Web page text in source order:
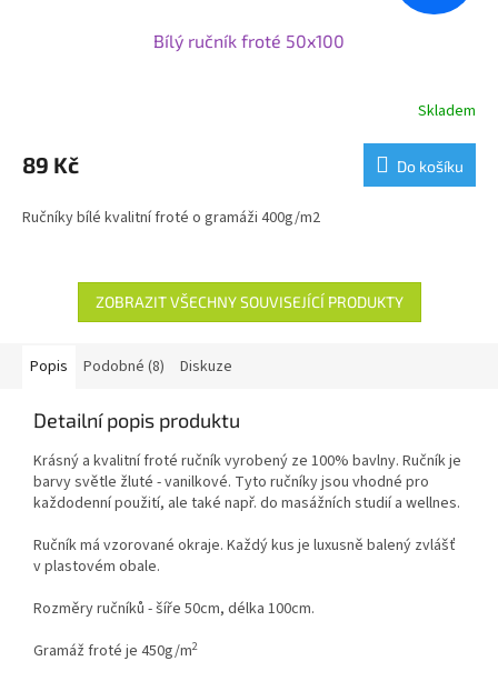
Bílý ručník froté 50x100
Skladem
89 Kč Do košíku
Ručníky bílé kvalitní froté o gramáži 400g/m2
ZOBRAZIT VŠECHNY SOUVISEJÍCÍ PRODUKTY
Popis Podobné (8) Diskuze
Detailní popis produktu
Krásný a kvalitní froté ručník vyrobený ze 100% bavlny. Ručník je
barvy světle žluté - vanilkové. Tyto ručníky jsou vhodné pro
každodenní použití, ale také např. do masážních studií a wellnes.
Ručník má vzorované okraje. Každý kus je luxusně balený zvlášť
v plastovém obale.
Rozměry ručníků - šíře 50cm, délka 100cm.
Gramáž froté je 450g/m2